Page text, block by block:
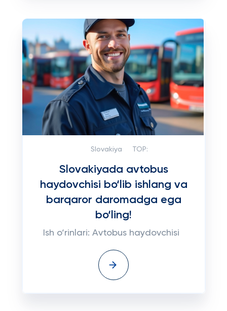
Slovakiya TOP:
Slovakiyada avtobus
haydovchisi bo‘lib ishlang va
barqaror daromadga ega
bo‘ling!
Ish o‘rinlari: Avtobus haydovchisi